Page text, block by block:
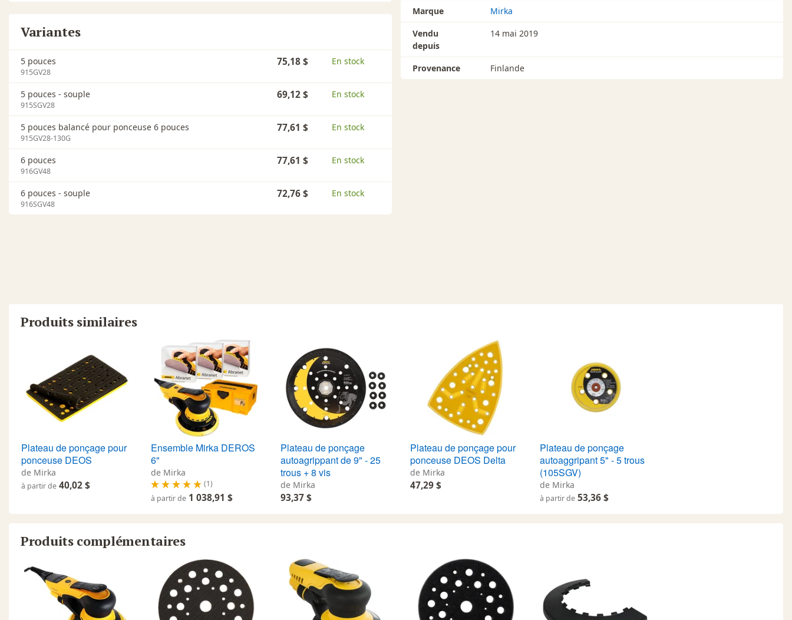
Variantes
5 pouces
915GV28
75,18 $ En stock
5 pouces - souple
915SGV28
69,12 $ En stock
5 pouces balancé pour ponceuse 6 pouces
915GV28-130G
77,61 $ En stock
6 pouces
916GV48
77,61 $ En stock
6 pouces - souple
916SGV48
72,76 $ En stock
Marque
Mirka
Vendu
depuis
14 mai 2019
Provenance Finlande
Produits similaires
Plateau de ponçage pour
ponceuse DEOS
de Mirka
à partir de 40,02 $
Ensemble Mirka DEROS
6"
de Mirka
(1)
à partir de 1 038,91 $
Plateau de ponçage
autoagrippant de 9" - 25
trous + 8 vis
de Mirka
93,37 $
Plateau de ponçage pour
ponceuse DEOS Delta
de Mirka
47,29 $
Plateau de ponçage
autoaggripant 5" - 5 trous
(105SGV)
de Mirka
à partir de 53,36 $
Produits complémentaires